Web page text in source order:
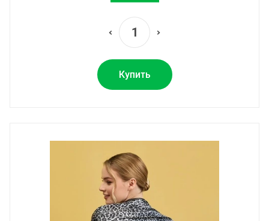
Купить